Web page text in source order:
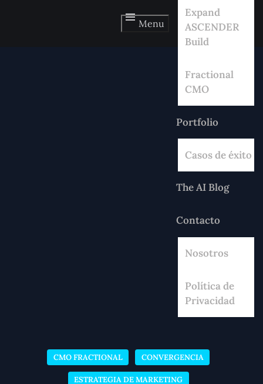
Menu
Expand
ASCENDER
Build
Fractional
CMO
Portfolio
Casos de éxito
The AI Blog
Contacto
Nosotros
Política de
Privacidad
CMO FRACTIONAL CONVERGENCIA
ESTRATEGIA DE MARKETING